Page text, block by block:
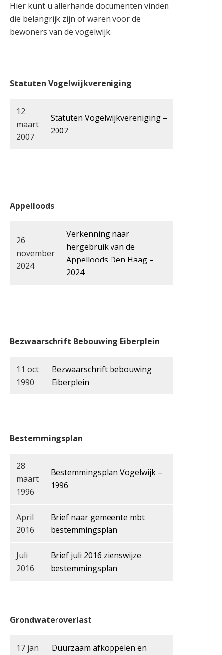
Hier kunt u allerhande documenten vinden
die belangrijk zijn of waren voor de
bewoners van de vogelwijk.
Statuten Vogelwijkvereniging
12
maart
2007
Statuten Vogelwijkvereniging –
2007
Appelloods
26
november
2024
Verkenning naar
hergebruik van de
Appelloods Den Haag –
2024
Bezwaarschrift Bebouwing Eiberplein
11 oct
1990
Bezwaarschrift bebouwing
Eiberplein
Bestemmingsplan
28
maart
1996
Bestemmingsplan Vogelwijk –
1996
April
2016
Brief naar gemeente mbt
bestemmingsplan
Juli
2016
Brief juli 2016 zienswijze
bestemmingsplan
Grondwateroverlast
17 jan
Duurzaam afkoppelen en